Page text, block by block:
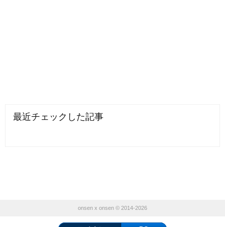
最近チェックした記事
onsen x onsen © 2014-2026